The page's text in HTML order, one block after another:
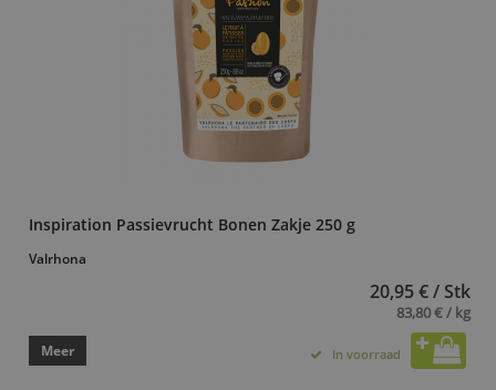
Inspiration Passievrucht Bonen Zakje 250 g
Valrhona
20,95 € / Stk
83,80 € / kg
Meer In voorraad